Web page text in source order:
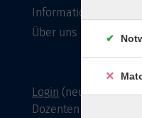
Informationen
Über uns
Login (neu) für
Dozenten